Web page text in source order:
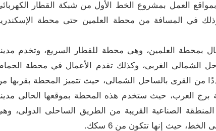
بمواقع العمل بمشروع الخط الأول من شبكة القطار
في المسافة من محطة العلمين حتى محطة
بمحطة العلمين، وهى محطة للقطار السريع، وتخدم
الشمالى الغربى، وكذلك تقدم الأعمال في محطة
من القرى بالساحل الشمالى، حيث تتميز المحطة بقربها
برج العرب، حيث ستخدم هذه المحطة بموقعها الحالى
المنطقة الصناعية القريبة من الطريق الساحلى الدولى،
حيث إنها تتكون من 6 سكك.